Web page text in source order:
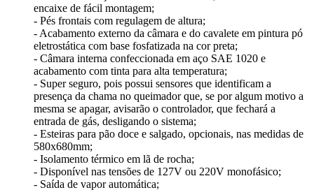
encaixe de fácil montagem;
- Pés frontais com regulagem de altura;
- Acabamento externo da câmara e do cavalete em pintura pó
eletrostática com base fosfatizada na cor preta;
- Câmara interna confeccionada em aço SAE 1020 e
acabamento com tinta para alta temperatura;
- Super seguro, pois possui sensores que identificam a
presença da chama no queimador que, se por algum motivo a
mesma se apagar, avisarão o controlador, que fechará a
entrada de gás, desligando o sistema;
- Esteiras para pão doce e salgado, opcionais, nas medidas de
580x680mm;
- Isolamento térmico em lã de rocha;
- Disponível nas tensões de 127V ou 220V monofásico;
- Saída de vapor automática;